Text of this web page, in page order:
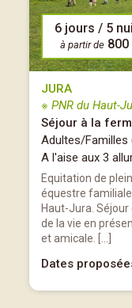
6 jours / 5
à partir de 800
JURA
※ PNR du Haut-
Séjour à la
Adultes/Familles
A l'aise aux 3
Equitation de
équestre
Haut-Jura.
de la vie en
et amicale. […]
Dates